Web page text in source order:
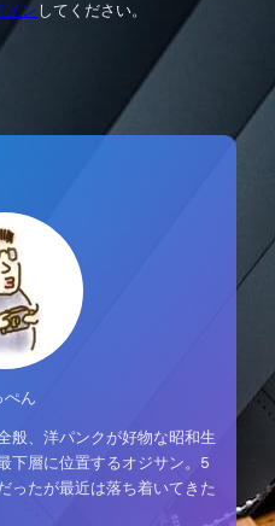
イン してください。
ぺん
般、洋パンクが好物な昭和生
下層に位置するオジサン。5
ったが最近は落ち着いてきた